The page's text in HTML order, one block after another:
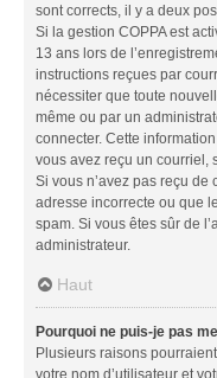
sont corrects, il y a deux
Si la gestion COPPA est
13 ans lors de
instructions reçues par
nécessiter que toute
même ou par un
connecter. Cette
vous avez reçu un courriel,
Si vous n’avez pas reçu
adresse incorrecte ou que
spam. Si vous êtes sûr de
administrateur.
Haut
Pourquoi ne puis-je pas
Plusieurs raisons
votre nom d’utilisateur et